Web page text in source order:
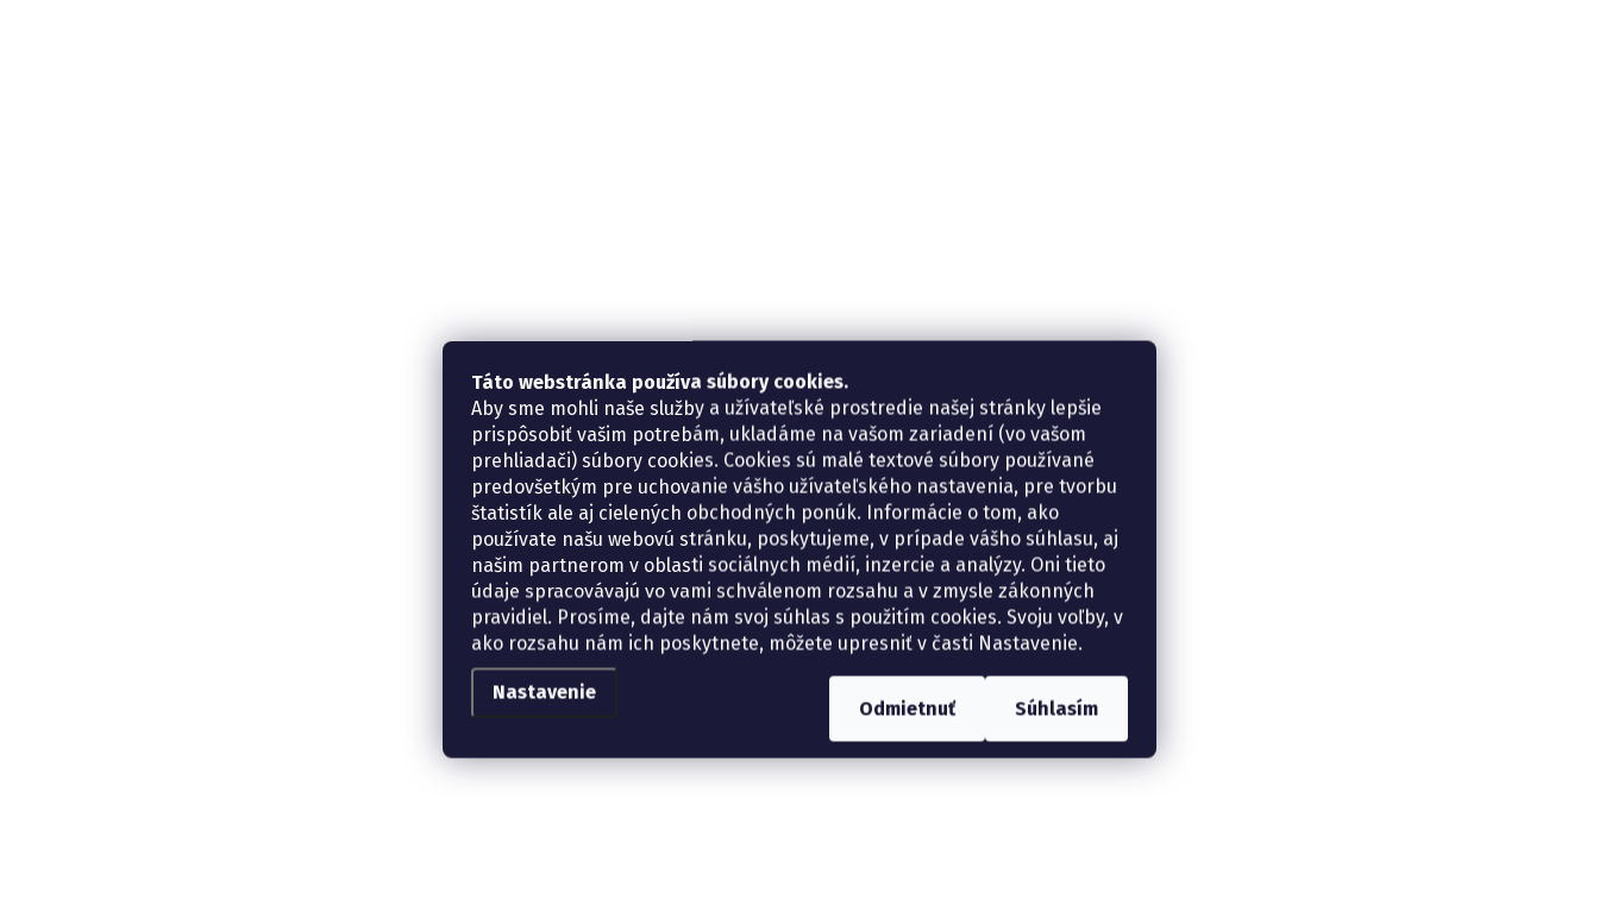
Táto webstránka používa súbory cookies.
Aby sme mohli naše služby a užívateľské prostredie našej stránky lepšie
prispôsobiť vašim potrebám, ukladáme na vašom zariadení (vo vašom
prehliadači) súbory cookies. Cookies sú malé textové súbory používané
predovšetkým pre uchovanie vášho užívateľského nastavenia, pre tvorbu
štatistík ale aj cielených obchodných ponúk. Informácie o tom, ako
používate našu webovú stránku, poskytujeme, v prípade vášho súhlasu, aj
našim partnerom v oblasti sociálnych médií, inzercie a analýzy. Oni tieto
údaje spracovávajú vo vami schválenom rozsahu a v zmysle zákonných
pravidiel. Prosíme, dajte nám svoj súhlas s použitím cookies. Svoju voľby, v
ako rozsahu nám ich poskytnete, môžete upresniť v časti Nastavenie.
Nastavenie
Odmietnuť Súhlasím